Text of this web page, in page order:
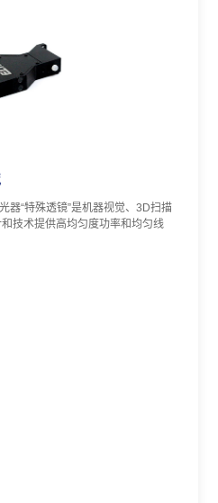
器“特殊透镜”是机器视觉、3D扫描
技术提供高均匀度功率和均匀线